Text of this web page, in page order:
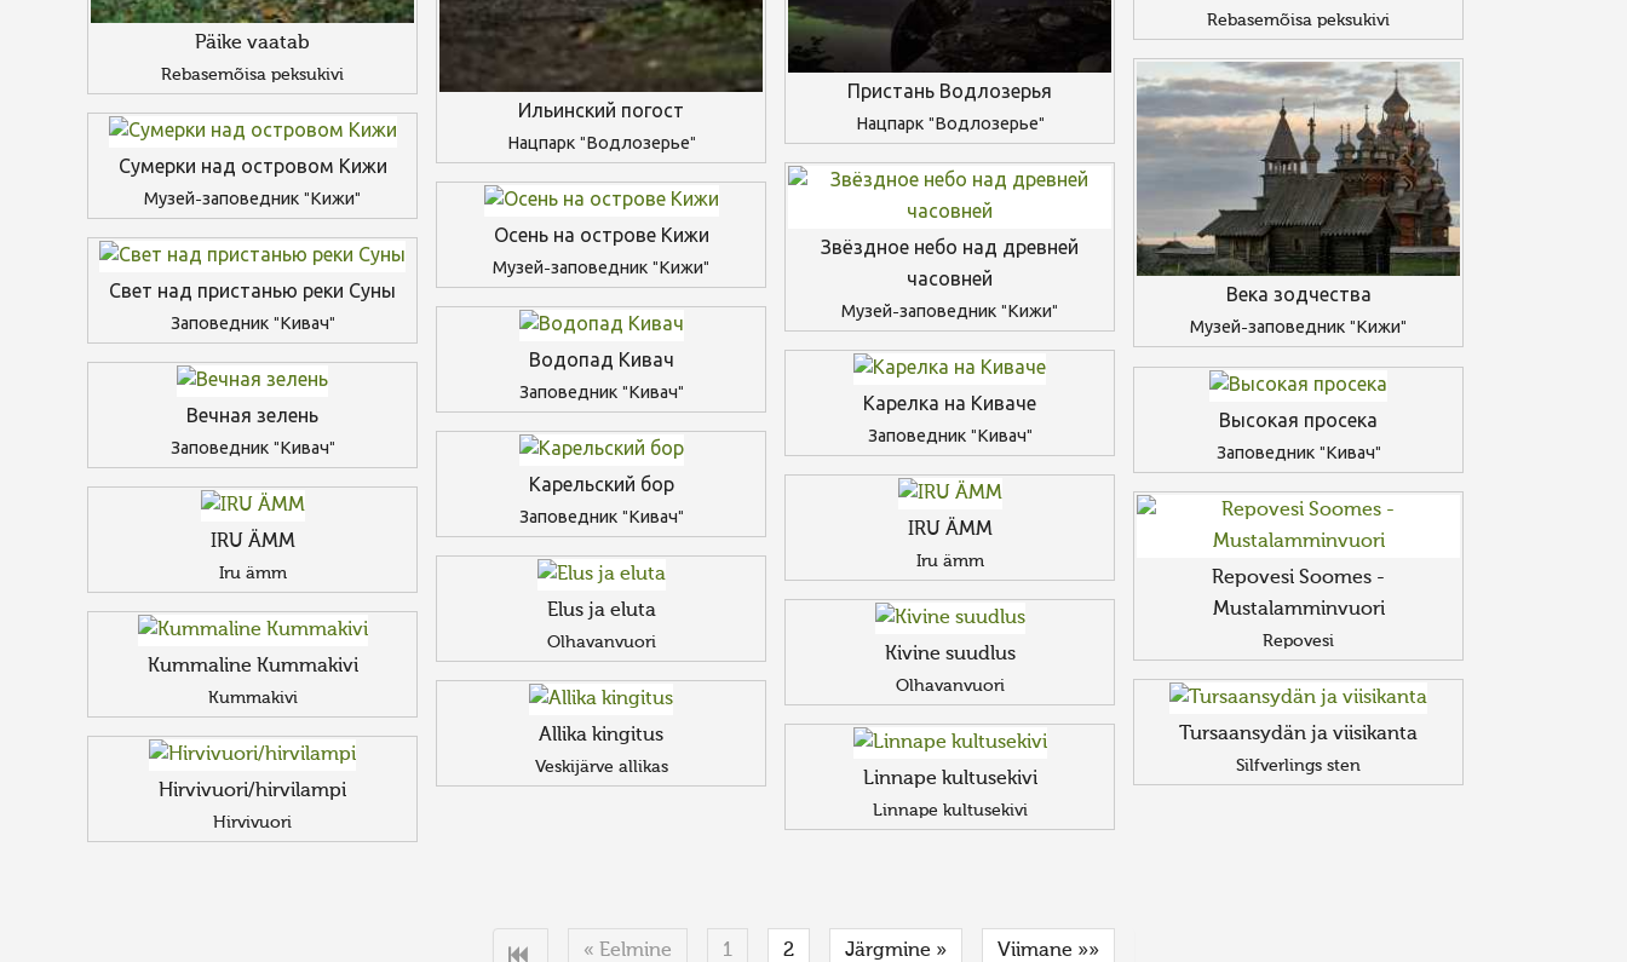
Rebasemõisa peksukivi
Päike vaatab
Rebasemõisa peksukivi
Ильинский погост
Нацпарк "Водлозерье"
Пристань Водлозерья
Нацпарк "Водлозерье"
Века зодчества
Музей-заповедник "Кижи"
Сумерки над островом Кижи
Музей-заповедник "Кижи"
Звёздное небо над древней
часовней
Музей-заповедник "Кижи"
Осень на острове Кижи
Музей-заповедник "Кижи"
Свет над пристанью реки Суны
Заповедник "Кивач"
Водопад Кивач
Заповедник "Кивач"
Карелка на Киваче
Заповедник "Кивач"
Вечная зелень
Заповедник "Кивач"
Высокая просека
Заповедник "Кивач"
Карельский бор
Заповедник "Кивач"
IRU ÄMM
Iru ämm
IRU ÄMM
Iru ämm
Repovesi Soomes -
Mustalamminvuori
Repovesi
Elus ja eluta
Olhavanvuori
Kivine suudlus
Olhavanvuori
Kummaline Kummakivi
Kummakivi
Tursaansydän ja viisikanta
Silfverlings sten
Allika kingitus
Veskijärve allikas
Linnape kultusekivi
Linnape kultusekivi
Hirvivuori/hirvilampi
Hirvivuori
« Eelmine 1 2 Järgmine » Viimane »»